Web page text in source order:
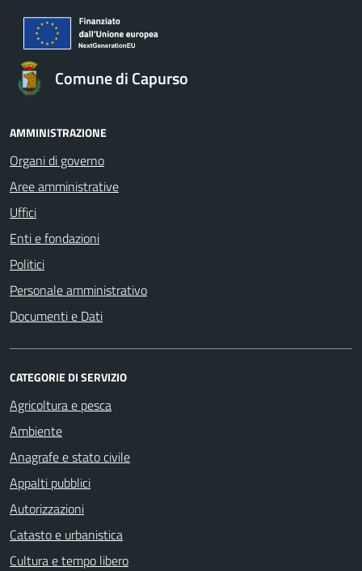
Comune di Capurso
AMMINISTRAZIONE
Organi di governo
Aree amministrative
Uffici
Enti e fondazioni
Politici
Personale amministrativo
Documenti e Dati
CATEGORIE DI SERVIZIO
Agricoltura e pesca
Ambiente
Anagrafe e stato civile
Appalti pubblici
Autorizzazioni
Catasto e urbanistica
Cultura e tempo libero